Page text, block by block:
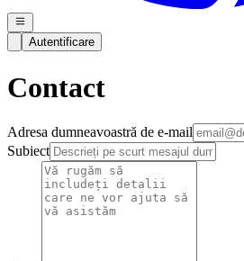
Autentificare
Contact
Adresa dumneavoastră de e-mail
Subiect